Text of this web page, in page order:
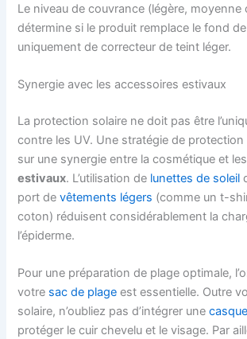
Le niveau de couvrance (légère, moyenne
détermine si le produit remplace le fond
uniquement de correcteur de teint léger.
Synergie avec les accessoires estivaux
La protection solaire ne doit pas être
contre les UV. Une stratégie de
sur une synergie entre la cosmétique et
estivaux. L’utilisation de lunettes de soleil
port devêtements légers (comme un t-
coton) réduisent considérablement la
l’épiderme.
Pour une préparation de plage optimale,
votre sac de plage est essentielle. Outre
solaire, n’oubliez pas d’intégrer une
protéger le cuir chevelu et le visage. Par